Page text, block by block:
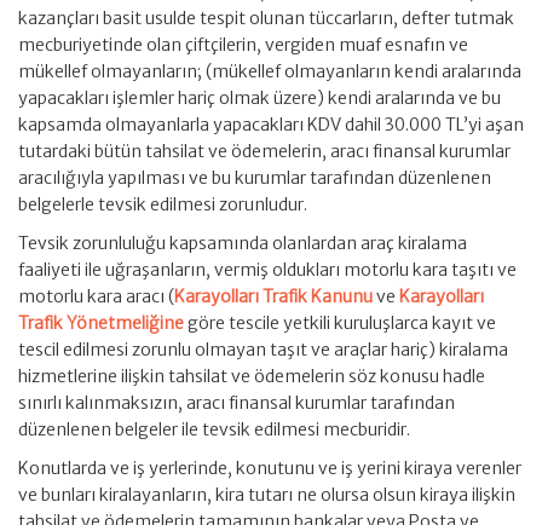
kazançları basit usulde tespit olunan tüccarların, defter tutmak
mecburiyetinde olan çiftçilerin, vergiden muaf esnafın ve
mükellef olmayanların; (mükellef olmayanların kendi aralarında
yapacakları işlemler hariç olmak üzere) kendi aralarında ve bu
kapsamda olmayanlarla yapacakları KDV dahil 30.000 TL’yi aşan
tutardaki bütün tahsilat ve ödemelerin, aracı finansal kurumlar
aracılığıyla yapılması ve bu kurumlar tarafından düzenlenen
belgelerle tevsik edilmesi zorunludur.
Tevsik zorunluluğu kapsamında olanlardan araç kiralama
faaliyeti ile uğraşanların, vermiş oldukları motorlu kara taşıtı ve
motorlu kara aracı (Karayolları Trafik Kanunuve Karayolları
Trafik Yönetmeliğinegöre tescile yetkili kuruluşlarca kayıt ve
tescil edilmesi zorunlu olmayan taşıt ve araçlar hariç) kiralama
hizmetlerine ilişkin tahsilat ve ödemelerin söz konusu hadle
sınırlı kalınmaksızın, aracı finansal kurumlar tarafından
düzenlenen belgeler ile tevsik edilmesi mecburidir.
Konutlarda ve iş yerlerinde, konutunu ve iş yerini kiraya verenler
ve bunları kiralayanların, kira tutarı ne olursa olsun kiraya ilişkin